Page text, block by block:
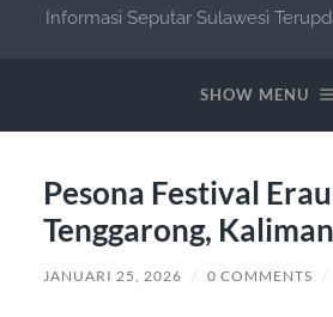
Informasi Seputar Sulawesi
SHOW MENU
Pesona Festival
Tenggarong,
JANUARI 25, 2026 / 0 COMMENTS /